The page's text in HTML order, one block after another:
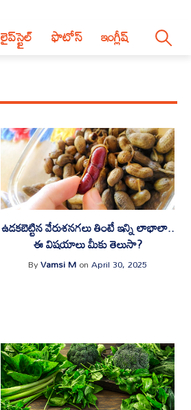
లైప్‌స్టైల్‌ ఫొటోస్ ఇంగ్లీష్
ఉడకబెట్టిన వేరుశనగలు తింటే ఇన్ని లాభాలా..
ఈ విషయాలు మీకు తెలుసా?
ByVamsi MonApril 30, 2025